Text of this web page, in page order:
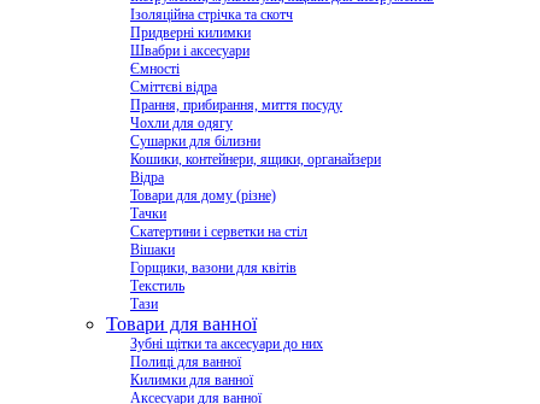
Ізоляційна стрічка та скотч
Придверні килимки
Швабри і аксесуари
Ємності
Сміттєві відра
Прання, прибирання, миття посуду
Чохли для одягу
Сушарки для білизни
Кошики, контейнери, ящики, органайзери
Відра
Товари для дому (різне)
Тачки
Скатертини і серветки на стіл
Вішаки
Горщики, вазони для квітів
Текстиль
Тази
Товари для ванної
Зубні щітки та аксесуари до них
Полиці для ванної
Килимки для ванної
Аксесуари для ванної